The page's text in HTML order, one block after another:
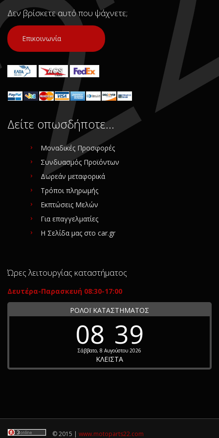
Προέλευση:Original
Νούμερο Αγγελίας (SKU):
Συνδεθείτε για αγορά
Original
Νούμερο Αγγελίας (SKU):
Συνδεθείτε για αγορά
Δεν βρίσκετε αυτό που ψάχνετε;
Επικοινωνία
Δείτε οπωσδήποτε…
Μοναδικές Προσφορές
Συνδυασμός Προϊόντων
Δωρεάν μεταφορικά
Τρόποι πληρωμής
Εκπτώσεις Μελών
Για επαγγελματίες
Η Σελίδα μας στο car.gr
Ώρες λειτουργίας καταστήματος
Δευτέρα-Παρασκευή 08:30-17:00
ΡΟΛΟΪ ΚΑΤΑΣΤΗΜΑΤΟΣ
08 39
Σάββατο, 8 Αυγούστου 2026
ΚΛΕΙΣΤΑ
© 2015 | www.motoparts22.com